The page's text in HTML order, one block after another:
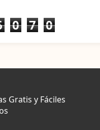
0 7 0
Gratis y Fáciles